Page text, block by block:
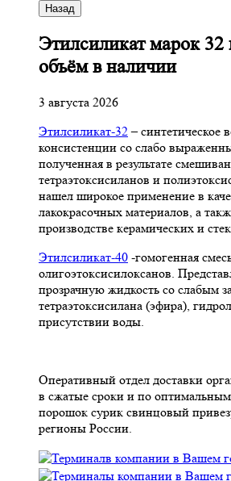
Назад
Этилсиликат марок
объём в наличии
3 августа 2026
Этилсиликат-32– синтетическое
консистенции со слабо
полученная в результате
тетpаэтоксисиланов и
нашел широкое применение в
лакокрасочных материалов, а
производстве керамических и
Этилсиликат-40 -гомогенная
олигоэтоксисилоксанов.
прозрачную жидкость со слабым
тетраэтоксисилана (эфира),
присутствии воды.
Оперативный отдел доставки
в сжатые сроки и по
порошок сурик свинцовый
регионы России.